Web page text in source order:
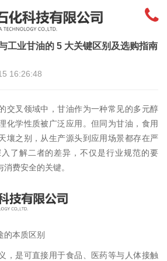
工业甘油的 5 大关键区别及选购指南
16:26:48
叉领域中，甘油作为一种常见的多元醇
化学性质被广泛应用。但同为甘油，食用
壤之别，从生产源头到应用场景都存在严
入了解二者的差异，不仅是行业规范的要
费安全的关键。
本质区别
是可直接用于食品、医药等与人体接触